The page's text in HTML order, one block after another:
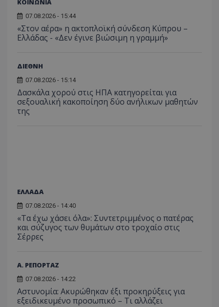
ΚΟΙΝΩΝΙΑ
07.08.2026 - 15:44
«Στον αέρα» η ακτοπλοϊκή σύνδεση Κύπρου –
Ελλάδας - «Δεν έγινε βιώσιμη η γραμμή»
ΔΙΕΘΝΗ
07.08.2026 - 15:14
Δασκάλα χορού στις ΗΠΑ κατηγορείται για
σεξουαλική κακοποίηση δύο ανήλικων μαθητών
της
ΕΛΛΑΔΑ
07.08.2026 - 14:40
«Τα έχω χάσει όλα»: Συντετριμμένος ο πατέρας
και σύζυγος των θυμάτων στο τροχαίο στις
Σέρρες
Α. ΡΕΠΟΡΤΑΖ
07.08.2026 - 14:22
Αστυνομία: Ακυρώθηκαν έξι προκηρύξεις για
εξειδικευμένο προσωπικό – Τι αλλάζει